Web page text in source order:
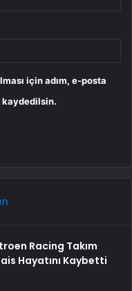
için adım, e-posta
kaydedilsin.
Racing Takım
Hayatını Kaybetti